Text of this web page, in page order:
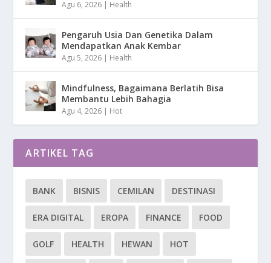
Agu 6, 2026 | Health
Pengaruh Usia Dan Genetika Dalam
Mendapatkan Anak Kembar
Agu 5, 2026 | Health
Mindfulness, Bagaimana Berlatih Bisa
Membantu Lebih Bahagia
Agu 4, 2026 | Hot
ARTIKEL TAG
BANK BISNIS CEMILAN DESTINASI
ERA DIGITAL EROPA FINANCE FOOD
GOLF HEALTH HEWAN HOT